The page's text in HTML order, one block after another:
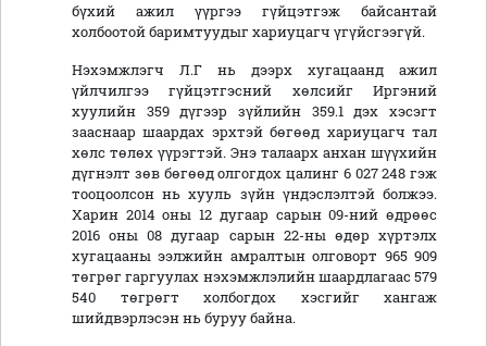
бүхий ажил үүргээ гүйцэтгэж байсантай
холбоотой баримтуудыг хариуцагч үгүйсгээгүй.
Нэхэмжлэгч Л.Г нь дээрх хугацаанд ажил
үйлчилгээ гүйцэтгэсний хөлсийг Иргэний
хуулийн 359 дүгээр зүйлийн 359.1 дэх хэсэгт
зааснаар шаардах эрхтэй бөгөөд хариуцагч тал
хөлс төлөх үүрэгтэй. Энэ талаарх анхан шүүхийн
дүгнэлт зөв бөгөөд олгогдох цалинг 6 027 248 гэж
тооцоолсон нь хууль зүйн үндэслэлтэй болжээ.
Харин 2014 оны 12 дугаар сарын 09-ний өдрөөс
2016 оны 08 дугаар сарын 22-ны өдөр хүртэлх
хугацааны ээлжийн амралтын олговорт 965 909
төгрөг гаргуулах нэхэмжлэлийн шаардлагаас 579
540 төгрөгт холбогдох хэсгийг хангаж
шийдвэрлэсэн нь буруу байна.